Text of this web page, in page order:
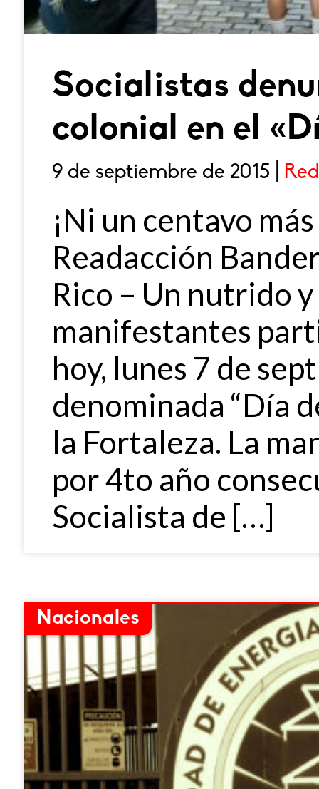
Socialistas
colonial en el
9 de septiembre de 2015 |
¡Ni un centavo
Readacción
Rico – Un nutrido
manifestantes
hoy, lunes 7 de
denominada “Día
la Fortaleza. La
por 4to año
Socialista de […]
Nacionales